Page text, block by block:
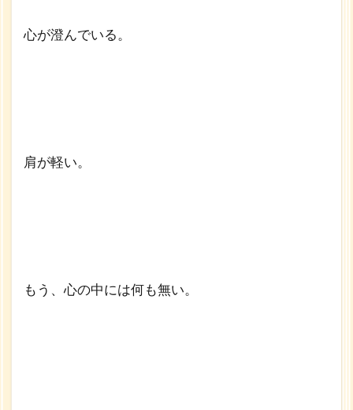
心が澄んでいる。
肩が軽い。
もう、心の中には何も無い。